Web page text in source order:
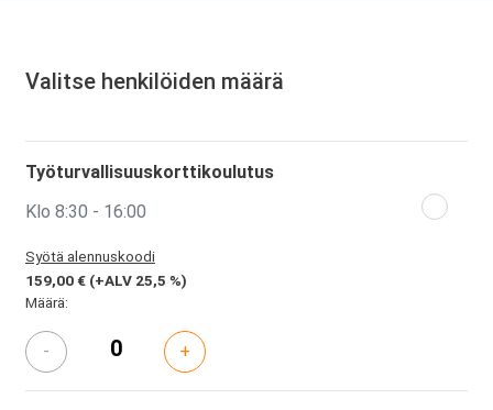
Valitse henkilöiden määrä
Työturvallisuuskorttikoulutus
Klo 8:30 - 16:00
Syötä alennuskoodi
159,00 € (+ALV 25,5 %)
Määrä:
- +